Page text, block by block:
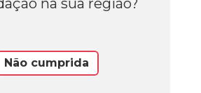
na sua região?
Não cumprida